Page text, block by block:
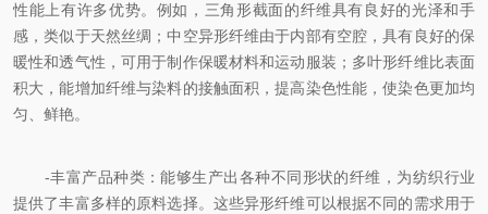
性能上有许多优势。例如，三角形截面的纤维具有良好的光泽和手
感，类似于天然丝绸；中空异形纤维由于内部有空腔，具有良好的保
暖性和透气性，可用于制作保暖材料和运动服装；多叶形纤维比表面
积大，能增加纤维与染料的接触面积，提高染色性能，使染色更加均
匀、鲜艳。
-丰富产品种类：能够生产出各种不同形状的纤维，为纺织行业
提供了丰富多样的原料选择。这些异形纤维可以根据不同的需求用于